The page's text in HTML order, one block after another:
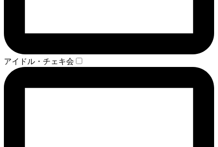
アイドル・チェキ会